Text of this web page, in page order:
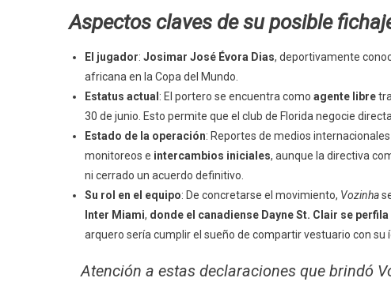
Aspectos claves de su posible
El jugador: Josimar José Évora Dias, deportivamente
africana en la Copa del Mundo.
Estatus actual : El portero se encuentra como agente libre
30 de junio. Esto permite que el club de Florida negocie
Estado de la operación: Reportes de medios
monitoreos e intercambios iniciales, aunque la directiva
ni cerrado un acuerdo definitivo.
Su rol en el equipo: De concretarse el movimiento, Vozinha
Inter Miami, donde el canadiense Dayne St. Clair se
arquero sería cumplir el sueño de compartir vestuario con su
Atención a estas declaraciones que brindó